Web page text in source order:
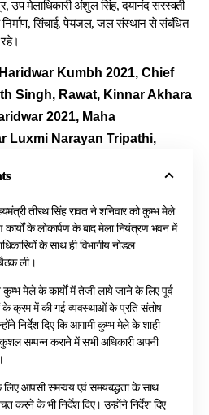
उप मेलाधिकारी अंशुल सिंह, दयानंद सरस्वती
सिंचाई, पेयजल, जल संस्थान से संबंधित
Haridwar Kumbh 2021, Chief
Singh, Rawat, Kinnar Akhara
2021, Maha
Luxmi Narayan Tripathi,
तीरथ सिंह रावत ने शनिवार को कुम्भ मेले
कार्यों के लोकार्पण के बाद मेला नियंत्रण भवन में
के साथ ही विभागीय नोडल
ली।
मेले के कार्यों में तेजी लाये जाने के लिए पूर्व
के क्रम में की गई व्यवस्थाओं के प्रति संतोष
निर्देश दिए कि आगामी कुम्भ मेले के शाही
सम्पन्न कराने में सभी अधिकारी अपनी
लिए आपसी समन्वय एवं समयबद्धता के साथ
करने के भी निर्देश दिए। उन्होंने निर्देश दिए